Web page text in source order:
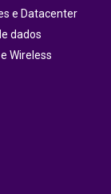
e Datacenter
dados
Wireless